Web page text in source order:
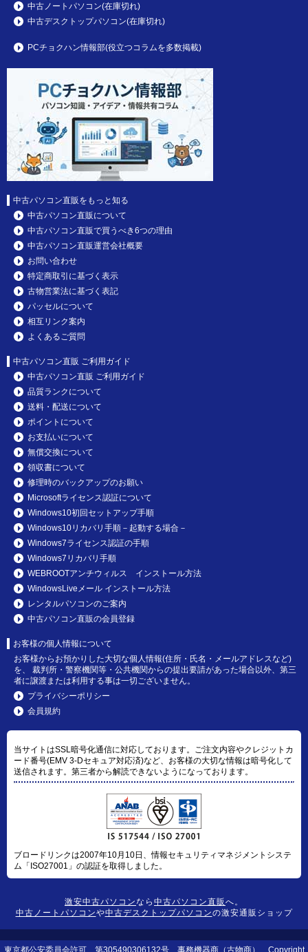
中古ノートパソコン(在庫切れ)
中古デスクトップパソコン(在庫切れ)
PCチョクハン情報部(役立つコラムを多数掲載)
中古パソコン直販をもっと知る
中古パソコン直販について
中古パソコン直販で買うべき6つの理由
中古パソコン直販運営会社概要
お問い合わせ
特定商取引に基づく表示
古物営業法に基づく表記
パッセルについて
相互リンク案内
よくあるご質問
中古パソコン直販 ご利用ガイド
中古パソコン直販 ご利用ガイド
品質ランクについて
送料・配送について
ポイントについて
お支払いについて
無償交換について
領収書について
修理時のバックアップのお願い
Microsoftライセンス認証について
Windows10初回セットアップ手順
Windows10リカバリ手順－起動する場合－
Windows7ライセンス認証の手順
Windows7リカバリ手順
WEBROOTアンチウィルス インストール方法
WindowsLiveメール インストール方法
レンタルパソコンのご案内
中古パソコン直販の会員登録
お客様の個人情報について
お客様からお預かりした大切な個人情報(住所・氏名・メールアドレスなど)
を、 裁判所・警察機関等・公共機関からの提出要請があった場合以外、第三
者に譲渡または利用する事は一切ございません。
プライバシーポリシー
会員規約
当サイトはSSL暗号化通信に対応しております。ご注文内容やクレジットカ
ード番号(EMV 3-Dセキュア対応済)など、お客様の大切な情報は暗号化して
送信されます。第三者から解読できないようになっております。
ブロードリンクは2007年10月10日、情報セキュリティマネジメントシステ
ム「ISO27001」の認証を取得しました。
激安中古パソコンなら 中古パソコン直販へ。
中古ノートパソコンや中古デスクトップパソコンの激安通販ショップ
東京都公安委員会許可 第305490306132号 事務機器商（古物商） Copyright